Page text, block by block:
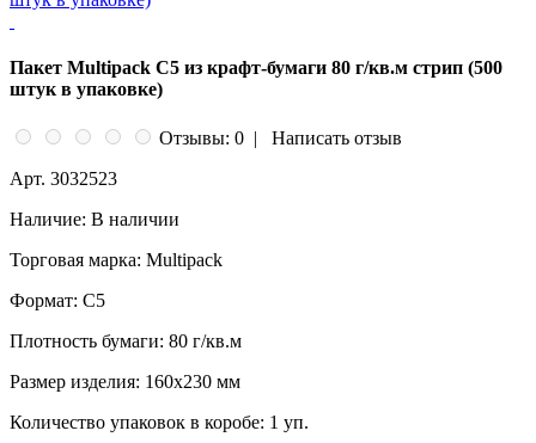
Пакет Multipack C5 из крафт-бумаги 80 г/кв.м стрип (500
штук в упаковке)
Отзывы: 0 |
Написать отзыв
Арт. 3032523
Наличие: В наличии
Торговая марка: Multipack
Формат: С5
Плотность бумаги: 80 г/кв.м
Размер изделия: 160x230 мм
Количество упаковок в коробе: 1 уп.